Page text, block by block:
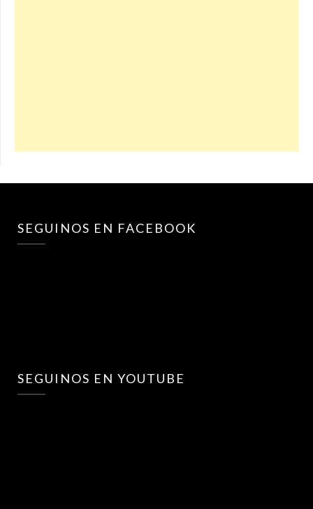
SEGUINOS EN FACEBOOK
SEGUINOS EN YOUTUBE